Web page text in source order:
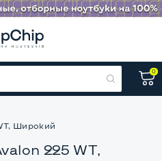
0
Широкий
225 WT,